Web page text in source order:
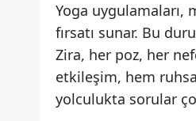
Yoga uygulamaları,
fırsatı sunar. Bu
Zira, her poz, her
etkileşim, hem
yolculukta sorular